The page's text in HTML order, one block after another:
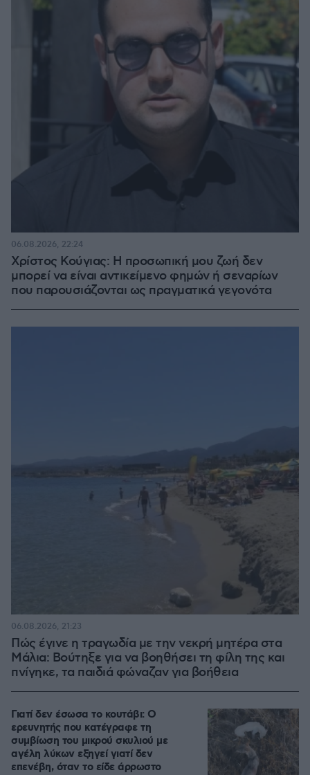
Χρίστος Κούγιας: Η προσωπική μου ζωή δεν
μπορεί να είναι αντικείμενο φημών ή σεναρίων
που παρουσιάζονται ως πραγματικά γεγονότα
06.08.2026, 22:24
Πώς έγινε η τραγωδία με την νεκρή μητέρα στα
Μάλια: Βούτηξε για να βοηθήσει τη φίλη της και
πνίγηκε, τα παιδιά φώναζαν για βοήθεια
06.08.2026, 21:23
Γιατί δεν έσωσα το κουτάβι: Ο
ερευνητής που κατέγραφε τη
συμβίωση του μικρού σκυλιού με
αγέλη λύκων εξηγεί γιατί δεν
επενέβη, όταν το είδε άρρωστο